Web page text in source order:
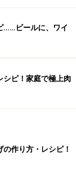
トマト、かぼち
トを使用してい
す！
り方・手順
に牛乳を加え、
……ビールに、ワイ
シピ！家庭で極上肉
作り方・レシピ！